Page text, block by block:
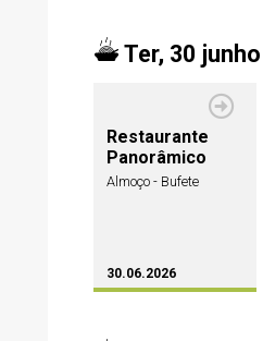
Ter, 30 junho
Restaurante
Panorâmico
Almoço - Bufete
30.06.2026